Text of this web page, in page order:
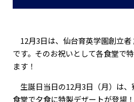
12月3日は、仙台育英学園創立者
です。そのお祝いとして各食堂で
ます！
生誕日当日の12月3日（月）は
食堂で夕食に特製デザートが登場